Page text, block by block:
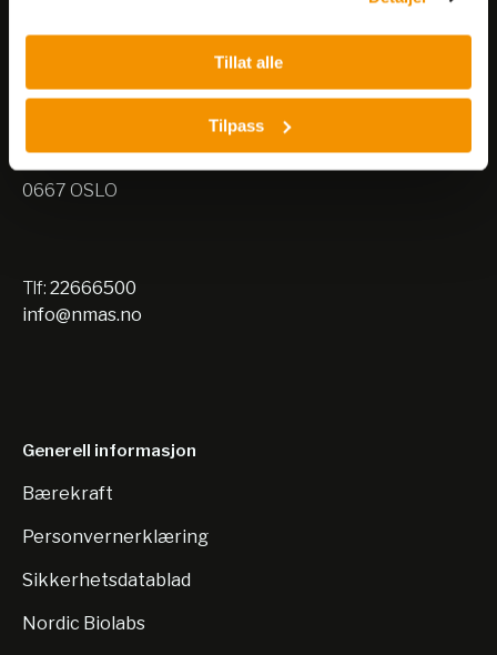
Tillat alle
Tilpass
Nils Hansens vei 8
0667 OSLO
Tlf: 22666500
info@nmas.no
Generell informasjon
Bærekraft
Personvernerklæring
Sikkerhetsdatablad
Nordic Biolabs